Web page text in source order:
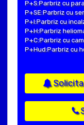
P+S:Parbriz cu
P+SE:Parbriz cu
P+I:Parbriz cu
P+H:Parbriz
P+C:Parbriz cu
P+Hud:Parbriz cu
Solicita